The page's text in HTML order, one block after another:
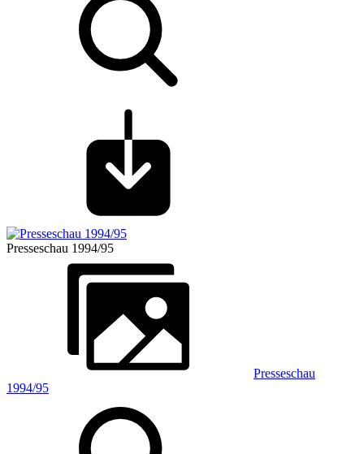
Presseschau 1994/95
Presseschau
1994/95